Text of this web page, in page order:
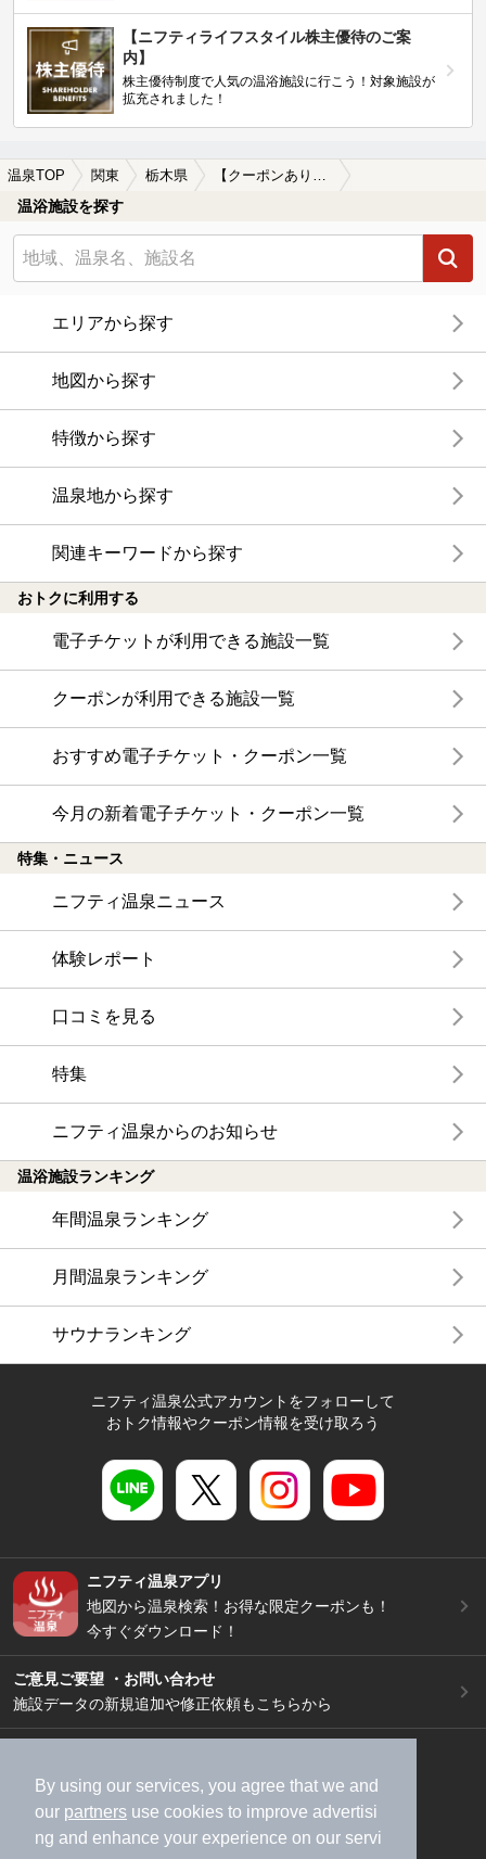
By using our services, you agree that we and
our partners use cookies to improve advertisi
ng and enhance your experience on our servi
【ニフティライフスタイル株主優待のご案
内】
株主優待制度で人気の温浴施設に行こう！対象施設が
拡充されました！
温泉TOP 関東 栃木県
温浴施設を探す
エリアから探す
地図から探す
特徴から探す
温泉地から探す
関連キーワードから探す
おトクに利用する
電子チケットが利用できる施設一覧
クーポンが利用できる施設一覧
おすすめ電子チケット・クーポン一覧
今月の新着電子チケット・クーポン一覧
特集・ニュース
ニフティ温泉ニュース
体験レポート
口コミを見る
特集
ニフティ温泉からのお知らせ
温浴施設ランキング
年間温泉ランキング
月間温泉ランキング
サウナランキング
ニフティ温泉公式アカウントをフォローして
おトク情報やクーポン情報を受け取ろう
ニフティ温泉アプリ
地図から温泉検索！お得な限定クーポンも！
今すぐダウンロード！
ご意見ご要望 ・お問い合わせ
施設データの新規追加や修正依頼もこちらから
加盟店募集（資料請求）
広告出稿のご案内
利用規約
ライフスタイルMEMBERS+規約
特定商取引法に基づく表記
ヘルプ 採用情報